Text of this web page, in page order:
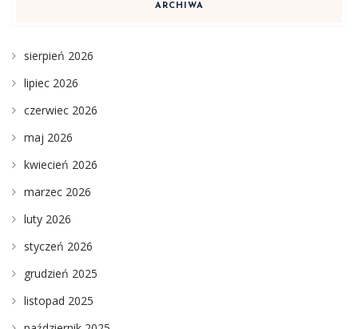
ARCHIWA
sierpień 2026
lipiec 2026
czerwiec 2026
maj 2026
kwiecień 2026
marzec 2026
luty 2026
styczeń 2026
grudzień 2025
listopad 2025